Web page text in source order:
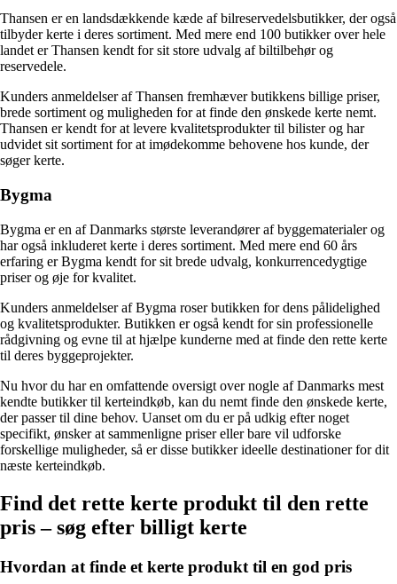
Thansen er en landsdækkende kæde af bilreservedelsbutikker, der også
tilbyder kerte i deres sortiment. Med mere end 100 butikker over hele
landet er Thansen kendt for sit store udvalg af biltilbehør og
reservedele.
Kunders anmeldelser af Thansen fremhæver butikkens billige priser,
brede sortiment og muligheden for at finde den ønskede kerte nemt.
Thansen er kendt for at levere kvalitetsprodukter til bilister og har
udvidet sit sortiment for at imødekomme behovene hos kunde, der
søger kerte.
Bygma
Bygma er en af Danmarks største leverandører af byggematerialer og
har også inkluderet kerte i deres sortiment. Med mere end 60 års
erfaring er Bygma kendt for sit brede udvalg, konkurrencedygtige
priser og øje for kvalitet.
Kunders anmeldelser af Bygma roser butikken for dens pålidelighed
og kvalitetsprodukter. Butikken er også kendt for sin professionelle
rådgivning og evne til at hjælpe kunderne med at finde den rette kerte
til deres byggeprojekter.
Nu hvor du har en omfattende oversigt over nogle af Danmarks mest
kendte butikker til kerteindkøb, kan du nemt finde den ønskede kerte,
der passer til dine behov. Uanset om du er på udkig efter noget
specifikt, ønsker at sammenligne priser eller bare vil udforske
forskellige muligheder, så er disse butikker ideelle destinationer for dit
næste kerteindkøb.
Find det rette kerte produkt til den rette
pris – søg efter billigt kerte
Hvordan at finde et kerte produkt til en god pris